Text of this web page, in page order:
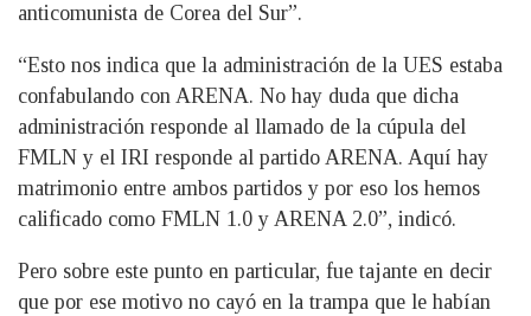
anticomunista de Corea del Sur”.
“Esto nos indica que la administración de la UES estaba
confabulando con ARENA. No hay duda que dicha
administración responde al llamado de la cúpula del
FMLN y el IRI responde al partido ARENA. Aquí hay
matrimonio entre ambos partidos y por eso los hemos
calificado como FMLN 1.0 y ARENA 2.0”, indicó.
Pero sobre este punto en particular, fue tajante en decir
que por ese motivo no cayó en la trampa que le habían